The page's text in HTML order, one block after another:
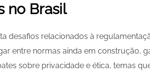
no Brasil
desafios relacionados à
entre normas ainda em construção,
sobre privacidade e ética, temas